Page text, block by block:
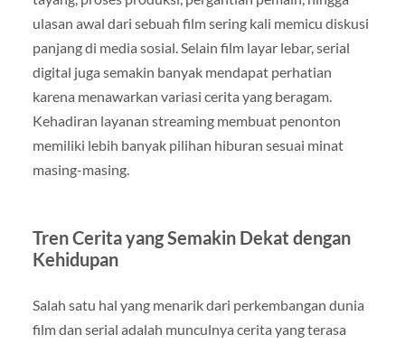
ulasan awal dari sebuah film sering kali memicu diskusi
panjang di media sosial. Selain film layar lebar, serial
digital juga semakin banyak mendapat perhatian
karena menawarkan variasi cerita yang beragam.
Kehadiran layanan streaming membuat penonton
memiliki lebih banyak pilihan hiburan sesuai minat
masing-masing.
Tren Cerita yang Semakin Dekat dengan
Kehidupan
Salah satu hal yang menarik dari perkembangan dunia
film dan serial adalah munculnya cerita yang terasa